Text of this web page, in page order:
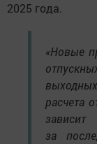
2025 года.
«Новые
расчета
за